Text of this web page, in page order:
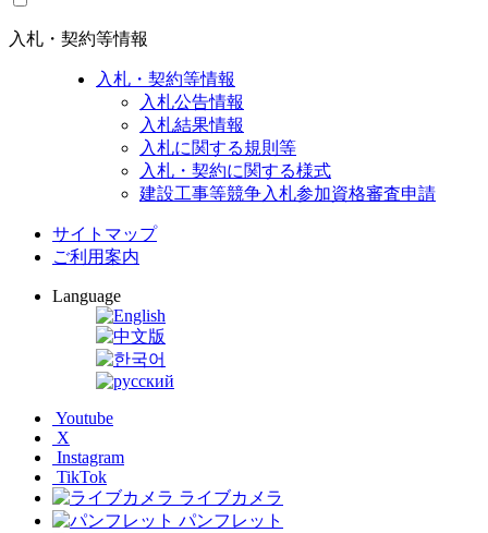
入札・契約等情報
入札・契約等情報
入札公告情報
入札結果情報
入札に関する規則等
入札・契約に関する様式
建設工事等競争入札参加資格審査申請
サイトマップ
ご利用案内
Language
Youtube
X
Instagram
TikTok
ライブカメラ
パンフレット